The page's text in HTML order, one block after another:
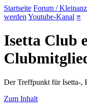
Startseite Forum /
werden Youtube-Kanal ≡
Isetta Club
Der Treffpunkt für Isetta-,
Zum Inhalt